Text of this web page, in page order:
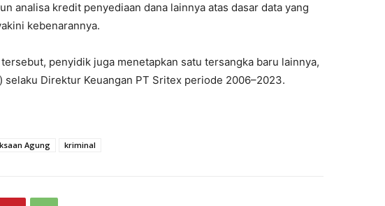
analisa kredit penyediaan dana lainnya atas dasar data yang
kebenarannya.
penyidik juga menetapkan satu tersangka baru lainnya,
selaku Direktur Keuangan PT Sritex periode 2006–2023.
Agung kriminal